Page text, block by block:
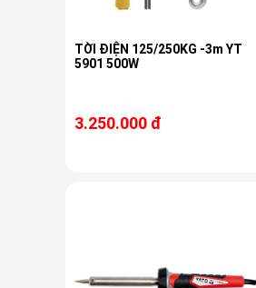
TỜI ĐIỆN 125/250KG -3m YT
5901 500W
3.250.000 đ